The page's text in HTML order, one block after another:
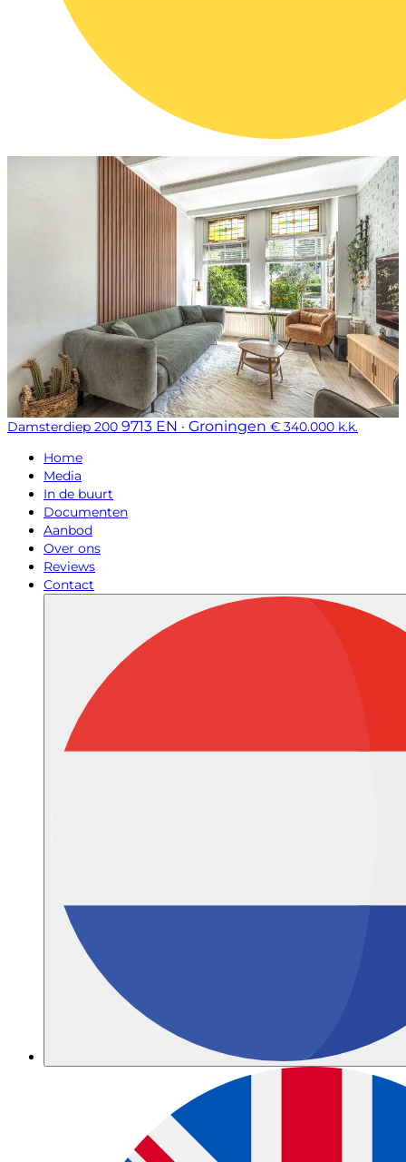
Damsterdiep 200 9713 EN · Groningen € 340.000 k.k.
Home
Media
In de buurt
Documenten
Aanbod
Over ons
Reviews
Contact